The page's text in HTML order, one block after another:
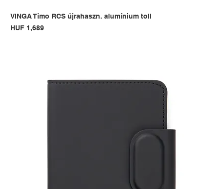
VINGA Timo RCS újrahaszn. alumínium toll
Price
HUF 1,689